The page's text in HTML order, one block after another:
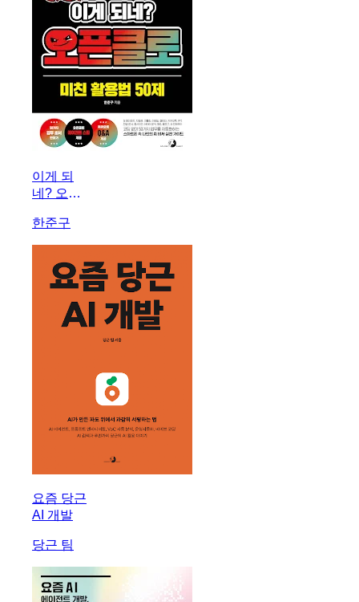
이게 되
네? 오픈
활용법
50제
한준구
요즘 당근
AI 개발
당근 팀